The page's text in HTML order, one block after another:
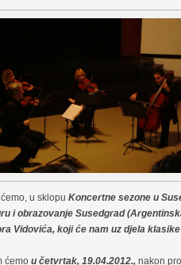
ćemo, u sklopu Koncertne sezone u
i obrazovanje Susedgrad
Vidovića, koji će nam uz djela
ćemo u četvrtak, 19.04.2012., nakon